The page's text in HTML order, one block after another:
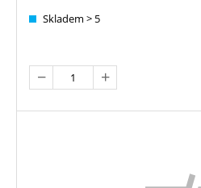
Skladem > 5